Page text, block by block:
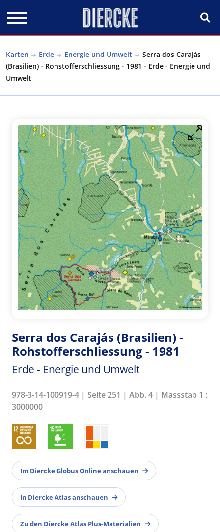
Karten Erde Energie und Umwelt
Serra dos Carajás
(Brasilien) - Rohstofferschliessung - 1981 - Erde - Energie und
Umwelt
Serra dos Carajás (Brasilien) -
Rohstofferschliessung - 1981
Erde - Energie und Umwelt
978-3-14-100919-4 | Seite 251 | Abb. 4 | Massstab 1 :
3000000
Im Diercke Globus Online anschauen
In Diercke Atlas anschauen
Zu den Diercke Atlas Plus-Materialien